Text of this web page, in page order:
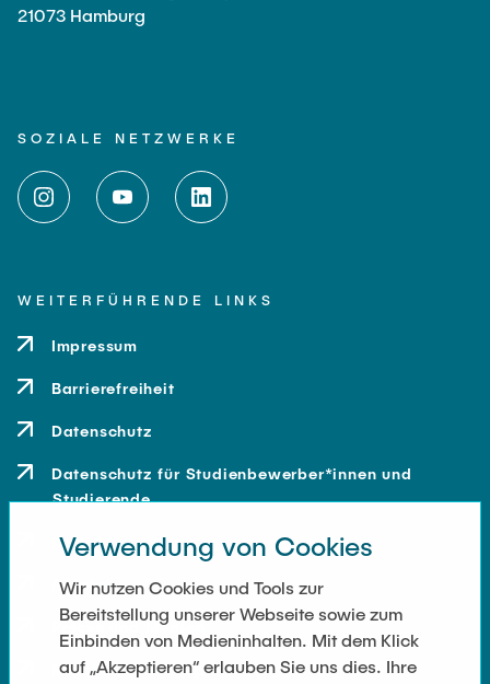
21073 Hamburg
SOZIALE NETZWERKE
WEITERFÜHRENDE LINKS
Impressum
Barrierefreiheit
Datenschutz
Datenschutz für Studienbewerber*innen und
Studierende
Kontakt
Anfahrt
Presse und Medien
Merchandise-Shop
Verwendung von Cookies
Wir nutzen Cookies und Tools zur
Bereitstellung unserer Webseite sowie zum
Einbinden von Medieninhalten. Mit dem Klick
auf „Akzeptieren“ erlauben Sie uns dies. Ihre